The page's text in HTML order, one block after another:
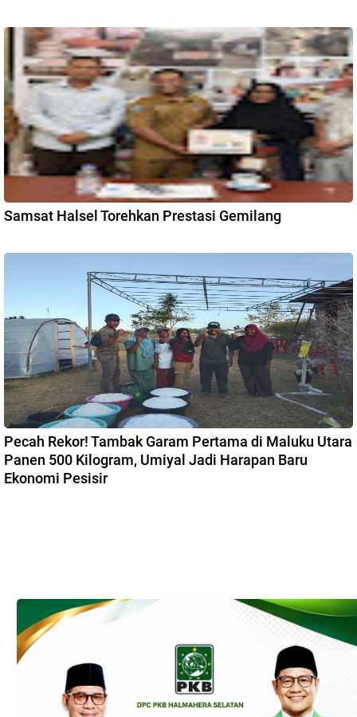
Samsat Halsel Torehkan Prestasi Gemilang
Pecah Rekor! Tambak Garam Pertama di Maluku Utara
Panen 500 Kilogram, Umiyal Jadi Harapan Baru
Ekonomi Pesisir